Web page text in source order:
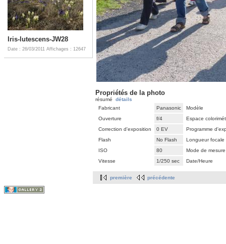
Iris-lutescens-JW28
Date : 26/03/2011 Affichages : 12647
Propriétés de la photo
résumé détails
Fabricant
Panasonic
Modèle
Ouverture
f/4
Espace
Correction d'exposition
0 EV
Programme
Flash
No Flash
Longueur focale
ISO
80
Mode de mesure
Vitesse
1/250 sec Date/Heure
première précédente